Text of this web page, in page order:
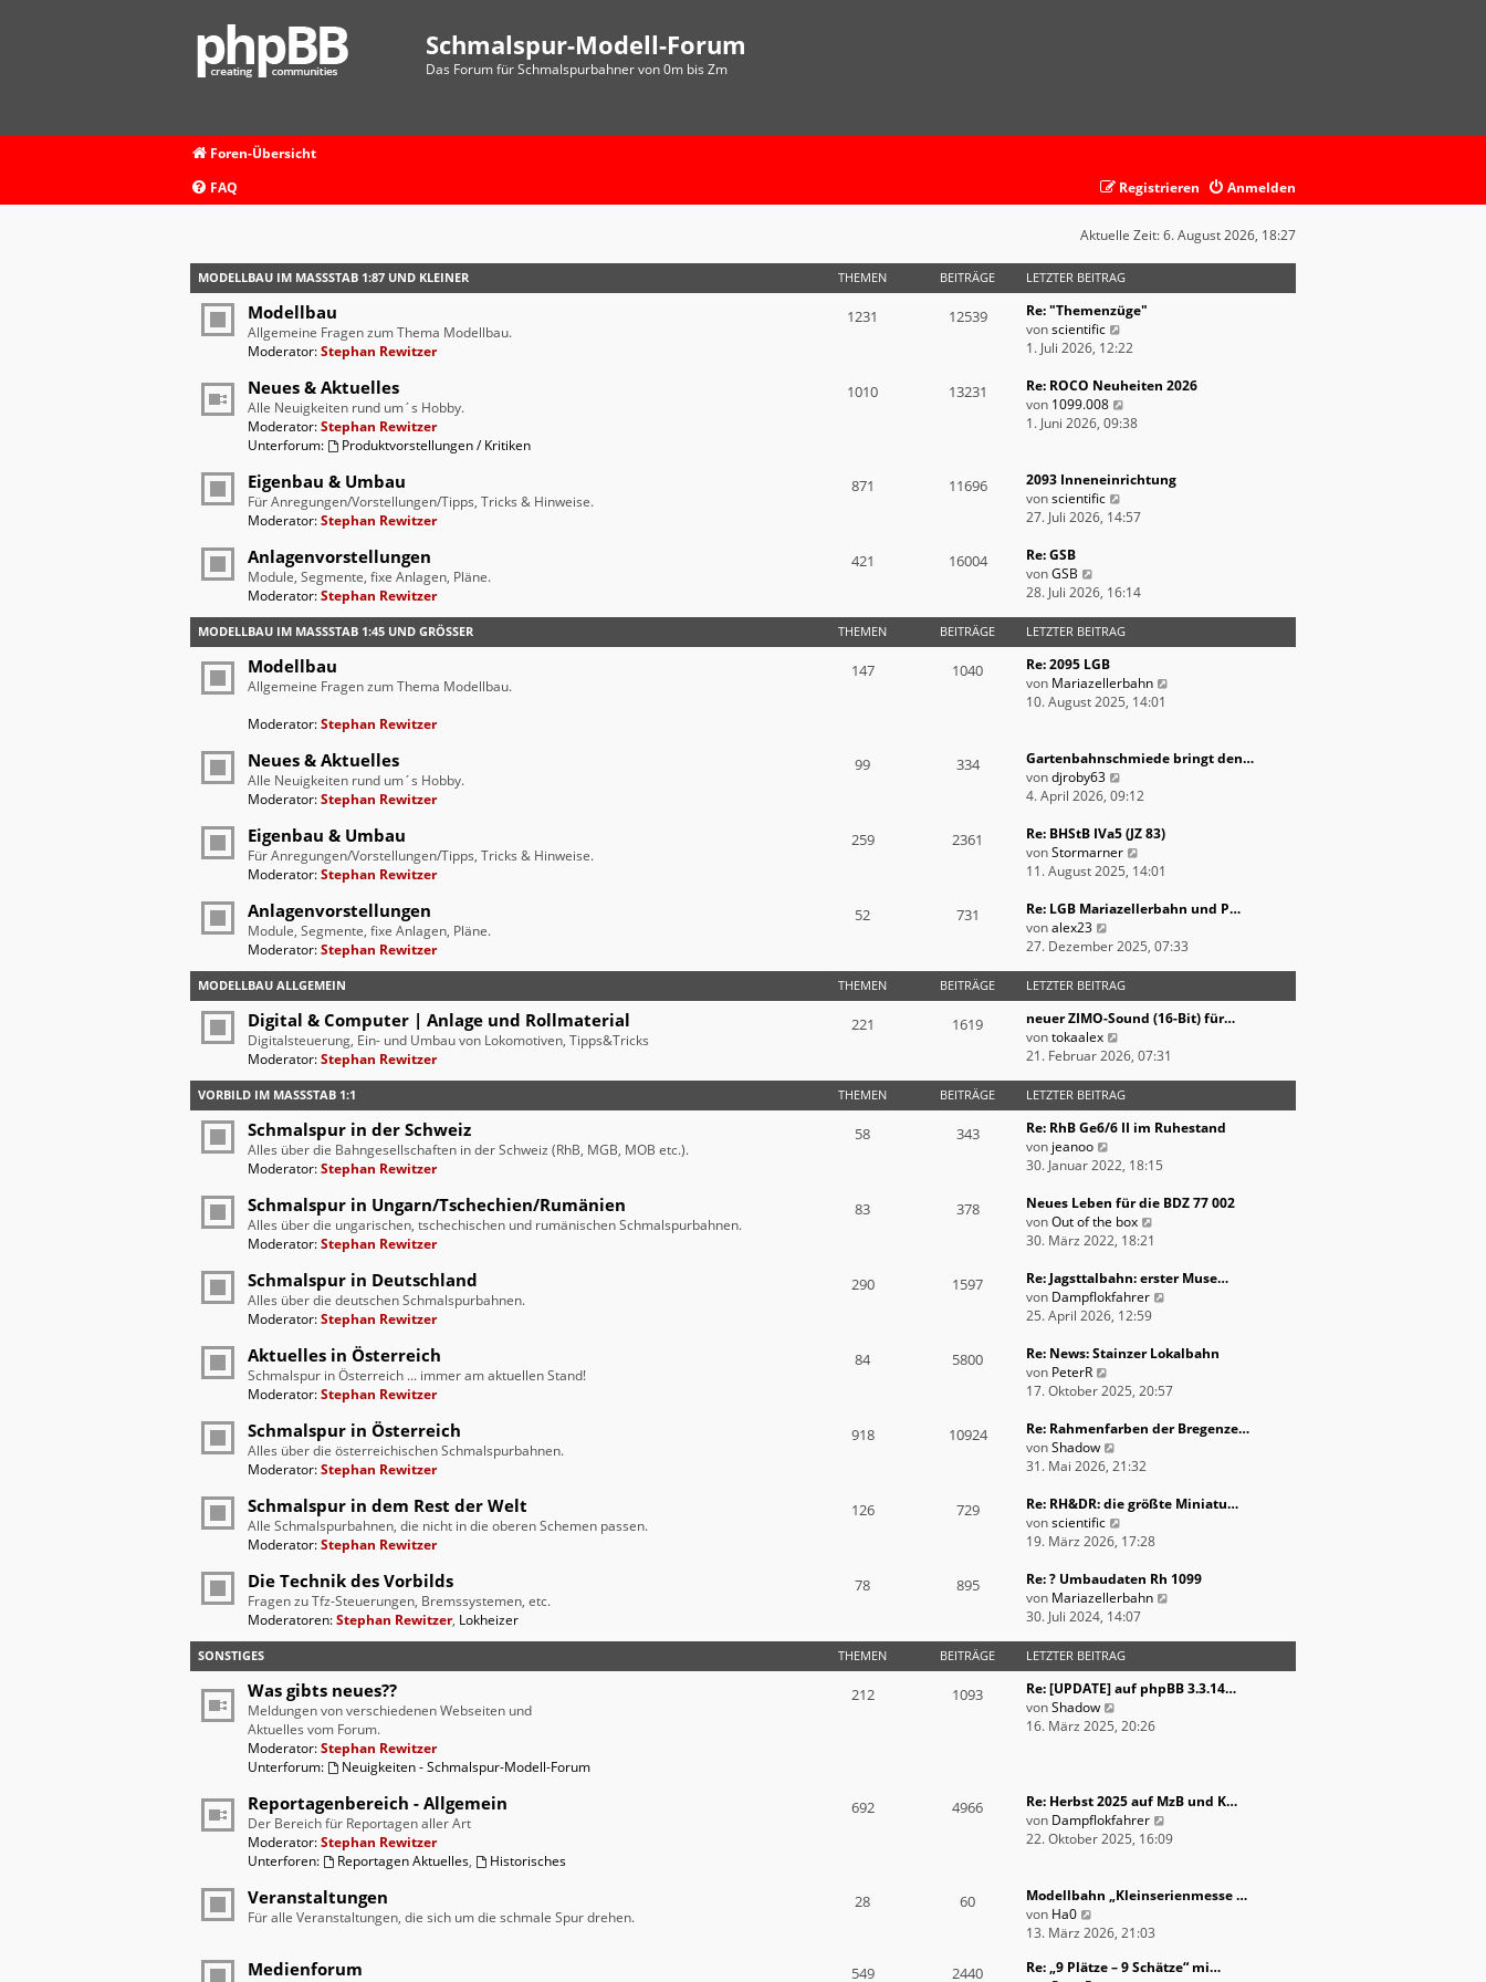
Schmalspur-Modell-Forum
Das Forum für Schmalspurbahner von 0m bis Zm
Foren-Übersicht
FAQ
Anmelden
Registrieren
Aktuelle Zeit: 6. August 2026, 18:27
MODELLBAU IM MASSSTAB 1:87 UND KLEINER THEMEN BEITRÄGE LETZTER BEITRAG
Modellbau
Allgemeine Fragen zum Thema Modellbau.
Moderator:Stephan Rewitzer
1231 12539
Re: "Themenzüge"
vonscientific
e
e
s
t
B
i
g
1. Juli 2026, 12:22
Neues & Aktuelles
Alle Neuigkeiten rund um´s Hobby.
Moderator:Stephan Rewitzer
Unterforum:
Produktvorstellungen / Kritiken
1010 13231
Re: ROCO Neuheiten 2026
von 1099.008
e
s
e
i
r
a
1. Juni 2026, 09:38
Eigenbau & Umbau
Für Anregungen/Vorstellungen/Tipps, Tricks & Hinweise.
Moderator:Stephan Rewitzer
871 11696
2093 Inneneinrichtung
vonscientific
e
t
r
B
i
t
g
27. Juli 2026, 14:57
Anlagenvorstellungen
Module, Segmente, fixe Anlagen, Pläne.
Moderator:Stephan Rewitzer
421 16004
Re: GSB
vonGSB
e
e
s
t
e
r
i
t
r
g
28. Juli 2026, 16:14
MODELLBAU IM MASSSTAB 1:45 UND GRÖSSER THEMEN BEITRÄGE LETZTER BEITRAG
Modellbau
Allgemeine Fragen zum Thema Modellbau.
Moderator:Stephan Rewitzer
147 1040
Re: 2095 LGB
von Mariazellerbahn
s
r
g
10. August 2025, 14:01
Neues & Aktuelles
Alle Neuigkeiten rund um´s Hobby.
Moderator:Stephan Rewitzer
99 334
Gartenbahnschmiede bringt den…
vondjroby63
e
e
s
t
r
e
t
r
a
4. April 2026, 09:12
Eigenbau & Umbau
Für Anregungen/Vorstellungen/Tipps, Tricks & Hinweise.
Moderator:Stephan Rewitzer
259 2361
Re: BHStB IVa5 (JZ 83)
vonStormarner
e
e
t
B
e
t
r
g
11. August 2025, 14:01
Anlagenvorstellungen
Module, Segmente, fixe Anlagen, Pläne.
Moderator:Stephan Rewitzer
52 731
Re: LGB Mariazellerbahn und P…
vonalex23
e
e
s
t
e
r
B
e
i
t
a
27. Dezember 2025, 07:33
MODELLBAU ALLGEMEIN THEMEN BEITRÄGE LETZTER BEITRAG
Digital & Computer | Anlage und Rollmaterial
Digitalsteuerung, Ein- und Umbau von Lokomotiven, Tipps&Tricks
Moderator:Stephan Rewitzer
221 1619
neuer ZIMO-Sound (16-Bit) für…
vontokaalex
e
e
s
t
r
e
i
t
a
g
21. Februar 2026, 07:31
VORBILD IM MASSSTAB 1:1 THEMEN BEITRÄGE LETZTER BEITRAG
Schmalspur in der Schweiz
Alles über die Bahngesellschaften in der Schweiz (RhB, MGB, MOB etc.).
Moderator:Stephan Rewitzer
58 343
Re: RhB Ge6/6 II im Ruhestand
von jeanoo
e
e
s
t
r
B
e
t
a
30. Januar 2022, 18:15
Schmalspur in Ungarn/Tschechien/Rumänien
Alles über die ungarischen, tschechischen und rumänischen Schmalspurbahnen.
Moderator:Stephan Rewitzer
83 378
Neues Leben für die BDZ 77 002
vonOut of the box
e
s
r
e
t
30. März 2022, 18:21
Schmalspur in Deutschland
Alles über die deutschen Schmalspurbahnen.
Moderator:Stephan Rewitzer
290 1597
Re: Jagsttalbahn: erster Muse…
von Dampflokfahrer
e
t
r
t
25. April 2026, 12:59
Aktuelles in Österreich
Schmalspur in Österreich ... immer am aktuellen Stand!
Moderator:Stephan Rewitzer
84 5800
Re: News: Stainzer Lokalbahn
von PeterR
e
e
s
r
B
e
t
r
a
17. Oktober 2025, 20:57
Schmalspur in Österreich
Alles über die österreichischen Schmalspurbahnen.
Moderator:Stephan Rewitzer
918 10924
Re: Rahmenfarben der Bregenze…
vonShadow
e
e
s
r
B
e
t
r
a
31. Mai 2026, 21:32
Schmalspur in dem Rest der Welt
Alle Schmalspurbahnen, die nicht in die oberen Schemen passen.
Moderator:Stephan Rewitzer
126 729
Re: RH&DR: die größte Miniatu…
vonscientific
e
e
s
t
r
B
e
t
19. März 2026, 17:28
Die Technik des Vorbilds
Fragen zu Tfz-Steuerungen, Bremssystemen, etc.
Moderatoren:Stephan Rewitzer, Lokheizer
78 895
Re: ? Umbaudaten Rh 1099
von Mariazellerbahn
s
t
t
a
30. Juli 2024, 14:07
SONSTIGES THEMEN BEITRÄGE LETZTER BEITRAG
Was gibts neues??
Meldungen von verschiedenen Webseiten und
Aktuelles vom Forum.
Moderator:Stephan Rewitzer
Unterforum:
Neuigkeiten - Schmalspur-Modell-Forum
212 1093
Re: [UPDATE] auf phpBB 3.3.14…
vonShadow
e
t
e
r
i
g
16. März 2025, 20:26
Reportagenbereich - Allgemein
Der Bereich für Reportagen aller Art
Moderator:Stephan Rewitzer
Unterforen:
Reportagen Aktuelles, Historisches
692 4966
Re: Herbst 2025 auf MzB und K…
von Dampflokfahrer
e
s
B
22. Oktober 2025, 16:09
Veranstaltungen
Für alle Veranstaltungen, die sich um die schmale Spur drehen.
28 60
Modellbahn „Kleinserienmesse …
von Ha0
e
e
13. März 2026, 21:03
Medienforum 549 2440
Re: „9 Plätze – 9 Schätze“ mi…